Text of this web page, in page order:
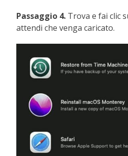
Passaggio 4. Trova e fai clic
attendi che venga caricato.